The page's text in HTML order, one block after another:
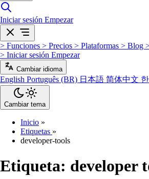
Iniciar sesión Empezar
> Funciones > Precios > Plataformas > Blog
> Iniciar sesión Empezar
Cambiar idioma
English Português (BR) 日本語 简体中文
Cambiar tema
Inicio »
Etiquetas »
developer-tools
Etiqueta: developer